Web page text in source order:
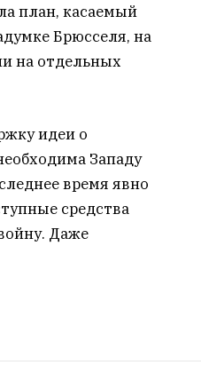
план, касаемый
Брюсселя, на
на отдельных
идеи о
Западу
время явно
средства
Даже